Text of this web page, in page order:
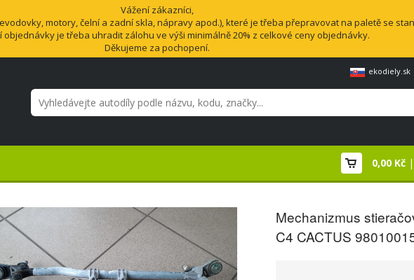
Vážení zákazníci,
motory, čelní a zadní skla, nápravy apod.), které je třeba přepravovat na paletě se
objednávky je třeba uhradit zálohu ve výši minimálně 20% z celkové ceny objednávky.
Děkujeme za pochopení.
ekodiely.sk
0,00 Kč
Mechanizmus
C4 CACTUS